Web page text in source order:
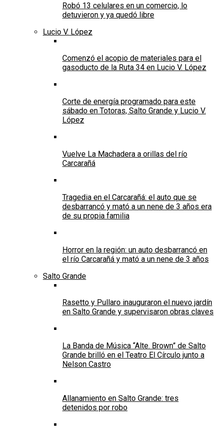
Robó 13 celulares en un comercio, lo
detuvieron y ya quedó libre
Lucio V. López
Comenzó el acopio de materiales para el
gasoducto de la Ruta 34 en Lucio V. López
Corte de energía programado para este
sábado en Totoras, Salto Grande y Lucio V.
López
Vuelve La Machadera a orillas del río
Carcarañá
Tragedia en el Carcarañá: el auto que se
desbarrancó y mató a un nene de 3 años era
de su propia familia
Horror en la región: un auto desbarrancó en
el río Carcarañá y mató a un nene de 3 años
Salto Grande
Rasetto y Pullaro inauguraron el nuevo jardín
en Salto Grande y supervisaron obras claves
La Banda de Música “Alte. Brown” de Salto
Grande brilló en el Teatro El Círculo junto a
Nelson Castro
Allanamiento en Salto Grande: tres
detenidos por robo